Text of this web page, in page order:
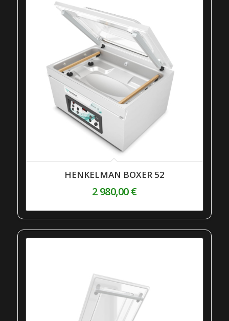
HENKELMAN BOXER 52
2 980,00€